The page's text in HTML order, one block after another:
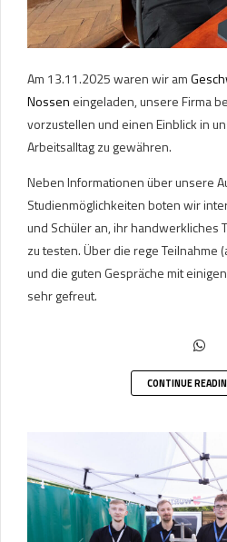
Am 13.11.2025 waren wir am
Nossen eingeladen, unsere Firma
vorzustellen und einen Einblick in
Arbeitsalltag zu gewähren.
Neben Informationen über unsere
Studienmöglichkeiten boten wir
und Schüler an, ihr handwerkliches
zu testen. Über die rege Teilnahme
und die guten Gespräche mit
sehr gefreut.
CONTINUE